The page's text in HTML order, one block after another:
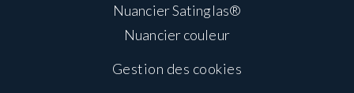
Nuancier Satinglas®
Nuancier couleur
Gestion des cookies